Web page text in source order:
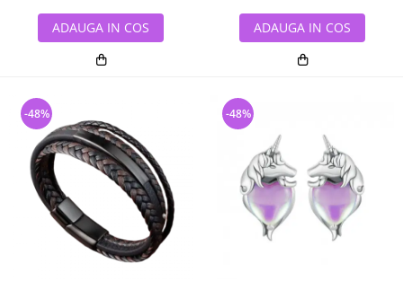
ADAUGA IN COS ADAUGA IN COS
-48% -48%